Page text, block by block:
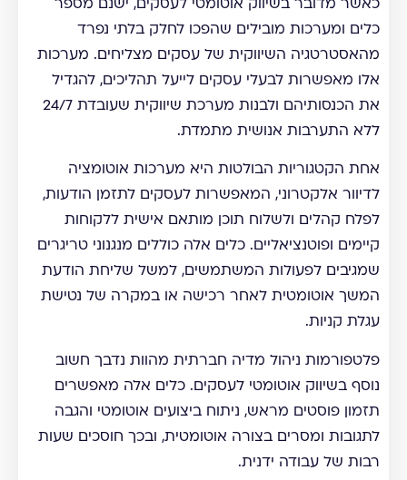
כאשר מדובר בשיווק אוטומטי לעסקים, ישנם מספר
כלים ומערכות מובילים שהפכו לחלק בלתי נפרד
מהאסטרטגיה השיווקית של עסקים מצליחים. מערכות
אלו מאפשרות לבעלי עסקים לייעל תהליכים, להגדיל
את הכנסותיהם ולבנות מערכת שיווקית שעובדת 24/7
ללא התערבות אנושית מתמדת.
אחת הקטגוריות הבולטות היא מערכות אוטומציה
לדיוור אלקטרוני, המאפשרות לעסקים לתזמן הודעות,
לפלח קהלים ולשלוח תוכן מותאם אישית ללקוחות
קיימים ופוטנציאליים. כלים אלה כוללים מנגנוני טריגרים
שמגיבים לפעולות המשתמשים, למשל שליחת הודעת
המשך אוטומטית לאחר רכישה או במקרה של נטישת
עגלת קניות.
פלטפורמות ניהול מדיה חברתית מהוות נדבך חשוב
נוסף בשיווק אוטומטי לעסקים. כלים אלה מאפשרים
תזמון פוסטים מראש, ניתוח ביצועים אוטומטי והגבה
לתגובות ומסרים בצורה אוטומטית, ובכך חוסכים שעות
רבות של עבודה ידנית.